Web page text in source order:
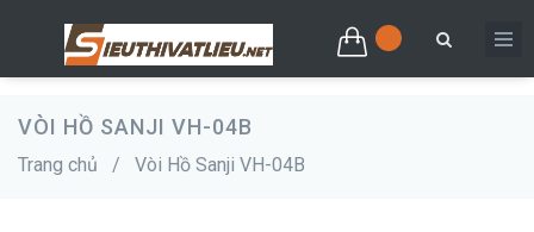
VÒI HỒ SANJI VH-04B
Trang chủ / Vòi Hồ Sanji VH-04B